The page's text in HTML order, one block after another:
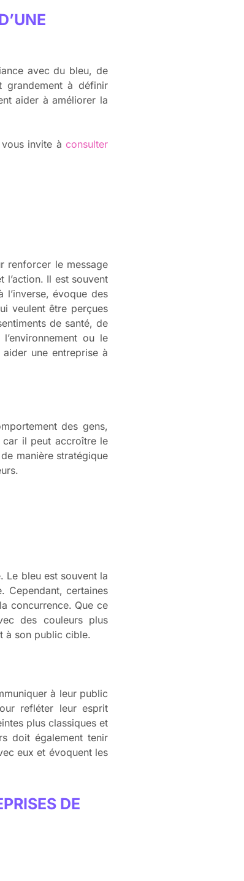
avec du bleu, de
grandement à définir
aider à améliorer la
invite à consulter
renforcer le message
l’action. Il est souvent
évoque des
veulent être perçues
de santé, de
ou le
une entreprise à
des gens,
car il peut accroître le
manière stratégique
Le bleu est souvent la
Cependant, certaines
concurrence. Que ce
des couleurs plus
à son public cible.
à leur public
refléter leur esprit
plus classiques et
doit également tenir
eux et évoquent les
DE